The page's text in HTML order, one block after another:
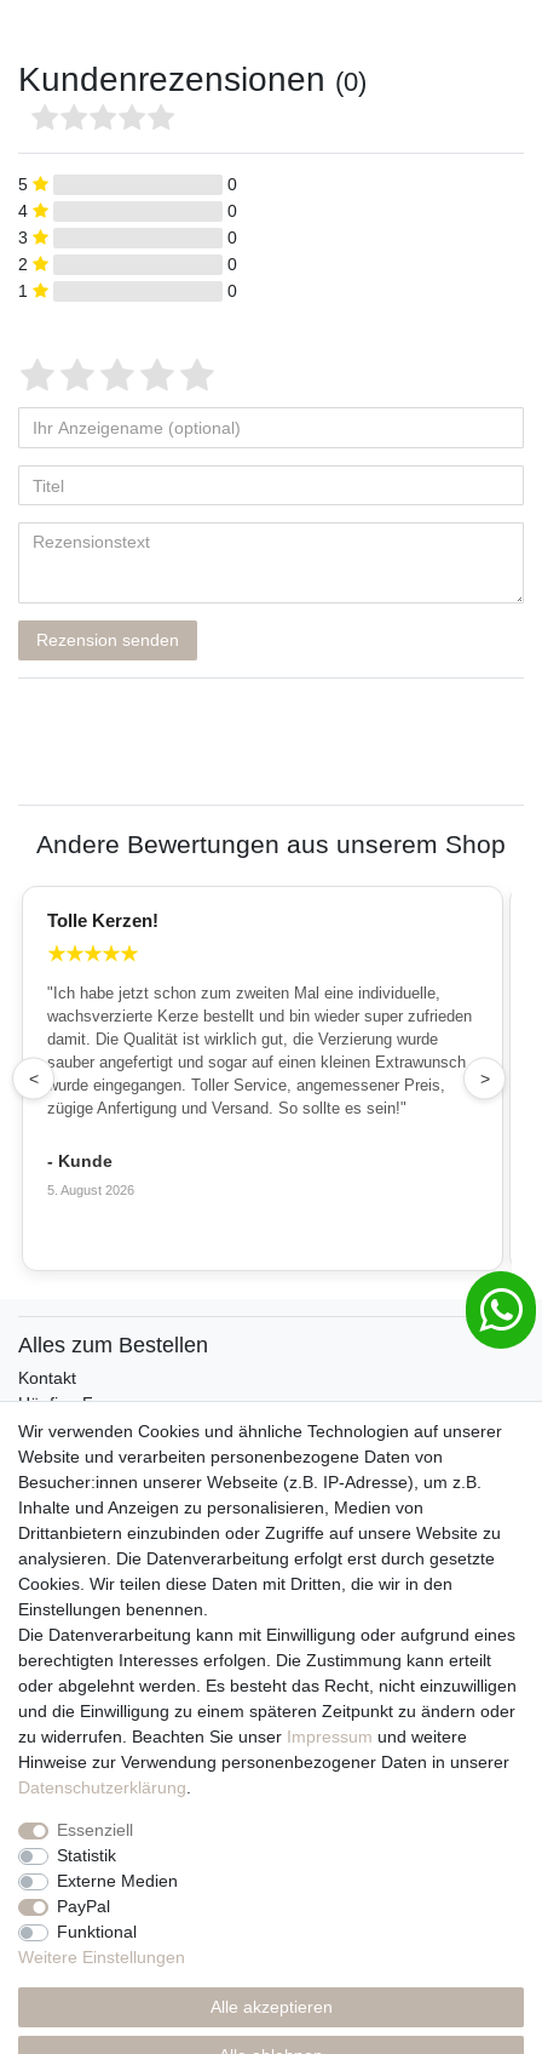
Kundenrezensionen (0)
5
0
4
0
3
0
2
0
1
0
Rezension senden
Andere Bewertungen aus unserem Shop
Tolle Kerzen!
★★★★★
"Ich habe jetzt schon zum zweiten Mal eine individuelle,
wachsverzierte Kerze bestellt und bin wieder super zufrieden
damit. Die Qualität ist wirklich gut, die Verzierung wurde
sauber angefertigt und sogar auf einen kleinen Extrawunsch
wurde eingegangen. Toller Service, angemessener Preis,
zügige Anfertigung und Versand. So sollte es sein!"
- Kunde
5. August 2026
< >
Alles zum Bestellen
Kontakt
Häufige Fragen
Zahlungsmöglichkeiten
Versandbedingungen
Widerrufsrecht
Vertrag widerrufen
Über uns und unsere Kerzen
Team
Unternehmen / Philosophie
Kerzenpflege und Abbrennhinweise
Unsere Kerzenlieferanten
Du erreichst uns von
Montag bis Freitag 10 bis 17 Uhr
Telefonisch und per Whatsapp
erreichst Du uns unter:
+49 561 287 907 84
Rechtliches
Impressum
Datenschutzerklärung
Wir verwenden Cookies und ähnliche Technologien auf unserer
Website und verarbeiten personenbezogene Daten von
Besucher:innen unserer Webseite (z.B. IP-Adresse), um z.B.
Inhalte und Anzeigen zu personalisieren, Medien von
Drittanbietern einzubinden oder Zugriffe auf unsere Website zu
analysieren. Die Datenverarbeitung erfolgt erst durch gesetzte
Cookies. Wir teilen diese Daten mit Dritten, die wir in den
Einstellungen benennen.
Die Datenverarbeitung kann mit Einwilligung oder aufgrund eines
berechtigten Interesses erfolgen. Die Zustimmung kann erteilt
oder abgelehnt werden. Es besteht das Recht, nicht einzuwilligen
und die Einwilligung zu einem späteren Zeitpunkt zu ändern oder
zu widerrufen. Beachten Sie unser Impressum und weitere
Hinweise zur Verwendung personenbezogener Daten in unserer
Daten­schutz­erklärung
Essenziell
Statistik
Externe Medien
PayPal
Funktional
Weitere Einstellungen
Alle akzeptieren